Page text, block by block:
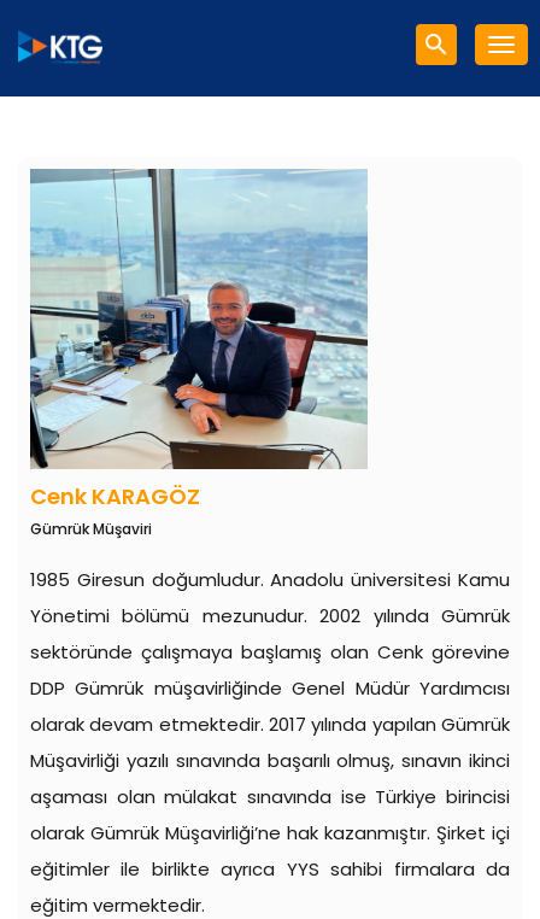
Cenk KARAGÖZ
Gümrük Müşaviri
1985 Giresun doğumludur. Anadolu üniversitesi Kamu
Yönetimi bölümü mezunudur. 2002 yılında Gümrük
sektöründe çalışmaya başlamış olan Cenk görevine
DDP Gümrük müşavirliğinde Genel Müdür Yardımcısı
olarak devam etmektedir. 2017 yılında yapılan Gümrük
Müşavirliği yazılı sınavında başarılı olmuş, sınavın ikinci
aşaması olan mülakat sınavında ise Türkiye birincisi
olarak Gümrük Müşavirliği’ne hak kazanmıştır. Şirket içi
eğitimler ile birlikte ayrıca YYS sahibi firmalara da
eğitim vermektedir.